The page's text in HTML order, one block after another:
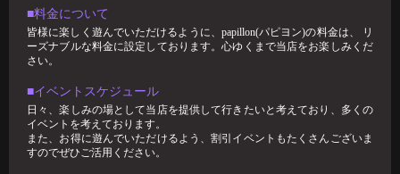
お久しぶりです！ スタッフのパンです🍞 今回はわたくしのあま〜い エ
ピソードをお話
2026-02-17
ハプバーは、日常とは少し違う非日常的空間。 だからこそ、ちょっとし
た一言で場の雰囲気が良くも悪くも
2026-02-01
■料金について
皆様に楽しく遊んでいただけるように、papillon(パピヨン)の料金は、 リ
ーズナブルな料金に設定しております。心ゆくまで当店をお楽しみくだ
さい。
■イベントスケジュール
日々、楽しみの場として当店を提供して行きたいと考えており、多くの
イベントを考えております。
また、お得に遊んでいただけるよう、割引イベントもたくさんございま
すのでぜひご活用ください。